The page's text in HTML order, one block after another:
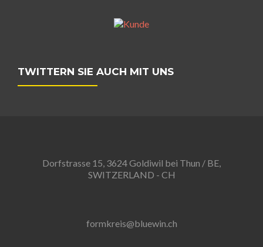
TWITTERN SIE AUCH MIT UNS
Dorfstrasse 15, 3624 Goldiwil bei Thun / BE,
SWITZERLAND - CH
formkreis@bluewin.ch